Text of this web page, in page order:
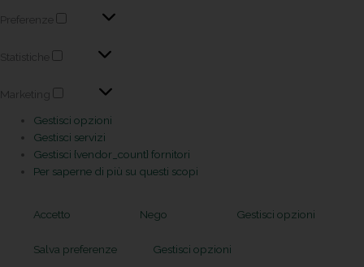
Preferenze
Statistiche
Marketing
Gestisci opzioni
Gestisci servizi
Gestisci {vendor_count} fornitori
Per saperne di più su questi scopi
Accetto Nego Gestisci opzioni
Salva preferenze
Gestisci opzioni